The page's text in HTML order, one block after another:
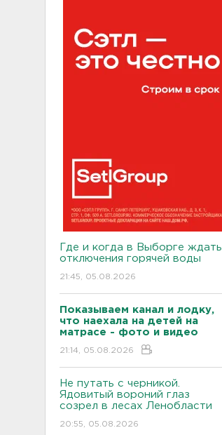
Где и когда в Выборге ждать
отключения горячей воды
21:45, 05.08.2026
Показываем канал и лодку,
что наехала на детей на
матрасе - фото и видео
21:14, 05.08.2026
Не путать с черникой.
Ядовитый вороний глаз
созрел в лесах Ленобласти
20:55, 05.08.2026